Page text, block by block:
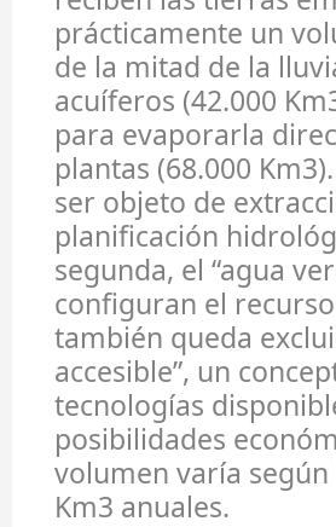
prácticamente un
de la mitad de la
acuíferos (42.000
para evaporarla
plantas (68.000
ser objeto de
planificación
segunda, el “agua
configuran el
también queda
accesible”, un
tecnologías
posibilidades
volumen varía
Km3 anuales.